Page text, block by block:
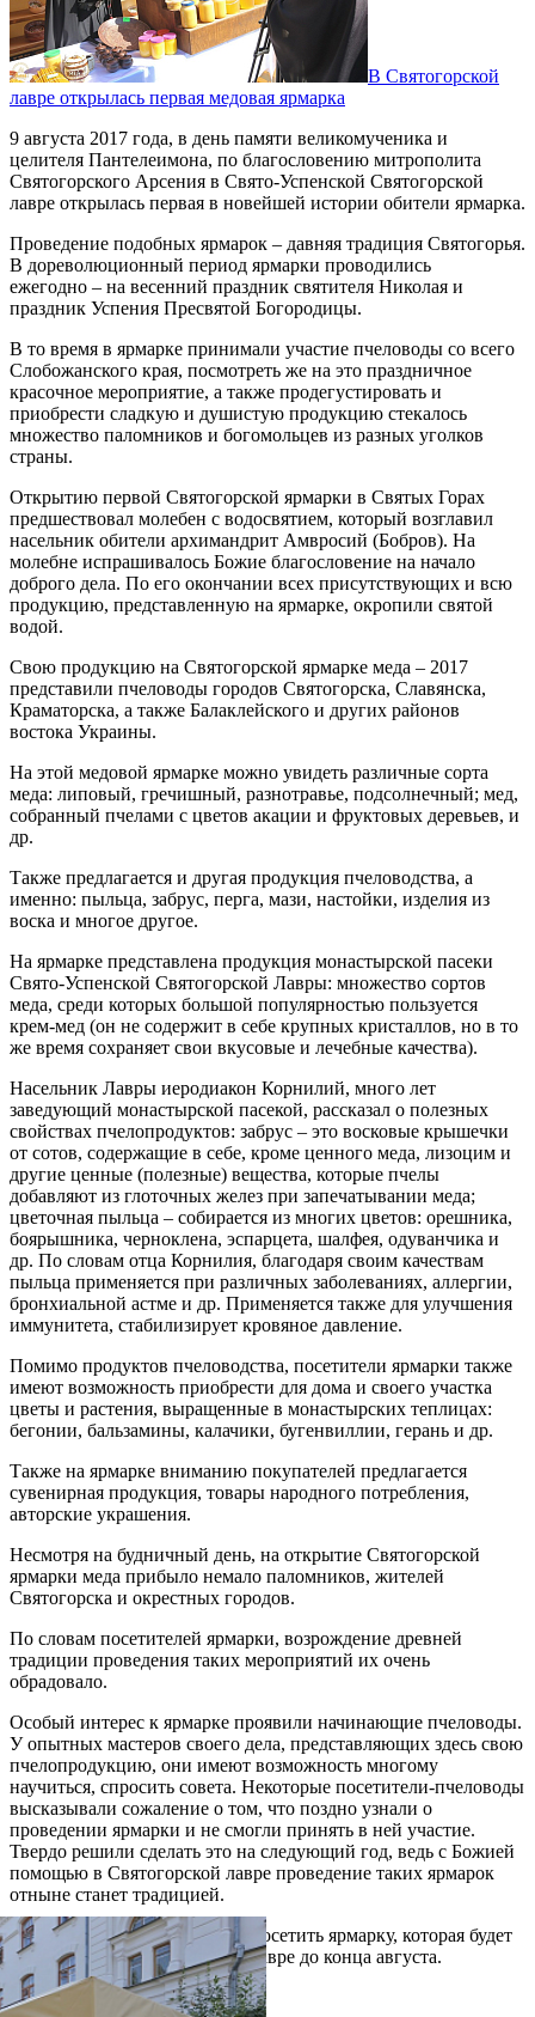
В Святогорской
лавре открылась первая медовая ярмарка
9 августа 2017 года, в день памяти великомученика и
целителя Пантелеимона, по благословению митрополита
Святогорского Арсения в Свято-Успенской Святогорской
лавре открылась первая в новейшей истории обители ярмарка.
Проведение подобных ярмарок – давняя традиция Святогорья.
В дореволюционный период ярмарки проводились
ежегодно – на весенний праздник святителя Николая и
праздник Успения Пресвятой Богородицы.
В то время в ярмарке принимали участие пчеловоды со всего
Слобожанского края, посмотреть же на это праздничное
красочное мероприятие, а также продегустировать и
приобрести сладкую и душистую продукцию стекалось
множество паломников и богомольцев из разных уголков
страны.
Открытию первой Святогорской ярмарки в Святых Горах
предшествовал молебен с водосвятием, который возглавил
насельник обители архимандрит Амвросий (Бобров). На
молебне испрашивалось Божие благословение на начало
доброго дела. По его окончании всех присутствующих и всю
продукцию, представленную на ярмарке, окропили святой
водой.
Свою продукцию на Святогорской ярмарке меда – 2017
представили пчеловоды городов Святогорска, Славянска,
Краматорска, а также Балаклейского и других районов
востока Украины.
На этой медовой ярмарке можно увидеть различные сорта
меда: липовый, гречишный, разнотравье, подсолнечный; мед,
собранный пчелами с цветов акации и фруктовых деревьев, и
др.
Также предлагается и другая продукция пчеловодства, а
именно: пыльца, забрус, перга, мази, настойки, изделия из
воска и многое другое.
На ярмарке представлена продукция монастырской пасеки
Свято-Успенской Святогорской Лавры: множество сортов
меда, среди которых большой популярностью пользуется
крем-мед (он не содержит в себе крупных кристаллов, но в то
же время сохраняет свои вкусовые и лечебные качества).
Насельник Лавры иеродиакон Корнилий, много лет
заведующий монастырской пасекой, рассказал о полезных
свойствах пчелопродуктов: забрус – это восковые крышечки
от сотов, содержащие в себе, кроме ценного меда, лизоцим и
другие ценные (полезные) вещества, которые пчелы
добавляют из глоточных желез при запечатывании меда;
цветочная пыльца – собирается из многих цветов: орешника,
боярышника, черноклена, эспарцета, шалфея, одуванчика и
др. По словам отца Корнилия, благодаря своим качествам
пыльца применяется при различных заболеваниях, аллергии,
бронхиальной астме и др. Применяется также для улучшения
иммунитета, стабилизирует кровяное давление.
Помимо продуктов пчеловодства, посетители ярмарки также
имеют возможность приобрести для дома и своего участка
цветы и растения, выращенные в монастырских теплицах:
бегонии, бальзамины, калачики, бугенвиллии, герань и др.
Также на ярмарке вниманию покупателей предлагается
сувенирная продукция, товары народного потребления,
авторские украшения.
Несмотря на будничный день, на открытие Святогорской
ярмарки меда прибыло немало паломников, жителей
Святогорска и окрестных городов.
По словам посетителей ярмарки, возрождение древней
традиции проведения таких мероприятий их очень
обрадовало.
Особый интерес к ярмарке проявили начинающие пчеловоды.
У опытных мастеров своего дела, представляющих здесь свою
пчелопродукцию, они имеют возможность многому
научиться, спросить совета. Некоторые посетители-пчеловоды
высказывали сожаление о том, что поздно узнали о
проведении ярмарки и не смогли принять в ней участие.
Твердо решили сделать это на следующий год, ведь с Божией
помощью в Святогорской лавре проведение таких ярмарок
отныне станет традицией.
Приглашаем всех желающих посетить ярмарку, которая будет
проводиться в Святогорской лавре до конца августа.
Распечатать